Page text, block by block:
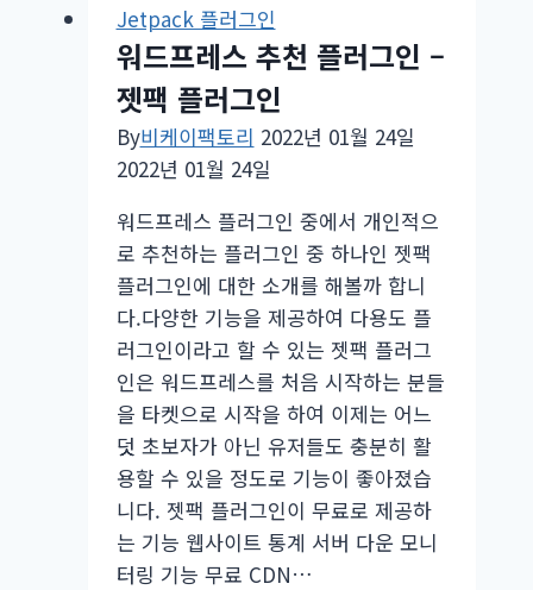
그
인
으
로
서
버
모
니
터
링
하
기
–
서
버
장
애,
서
Jetpack 플러그인
워드프레스 추천 플러그인 –
젯팩 플러그인
By비케이팩토리 2022년 01월 24일
2022년 01월 24일
워드프레스 플러그인 중에서 개인적으
로 추천하는 플러그인 중 하나인 젯팩
플러그인에 대한 소개를 해볼까 합니
다.다양한 기능을 제공하여 다용도 플
러그인이라고 할 수 있는 젯팩 플러그
인은 워드프레스를 처음 시작하는 분들
을 타켓으로 시작을 하여 이제는 어느
덧 초보자가 아닌 유저들도 충분히 활
용할 수 있을 정도로 기능이 좋아졌습
니다. 젯팩 플러그인이 무료로 제공하
는 기능 웹사이트 통계 서버 다운 모니
터링 기능 무료 CDN…